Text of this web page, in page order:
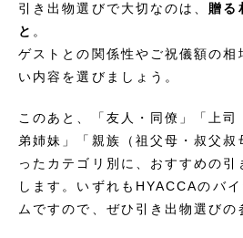
引き出物選びで大切なのは、贈る
と 。
ゲストとの関係性やご祝儀額の相
い内容を選びましょう。
このあと、「友人・同僚」「上司
弟姉妹」「親族（祖父母・叔父叔
ったカテゴリ別に、おすすめの引
します。いずれもHYACCAのバ
ムですので、ぜひ引き出物選びの